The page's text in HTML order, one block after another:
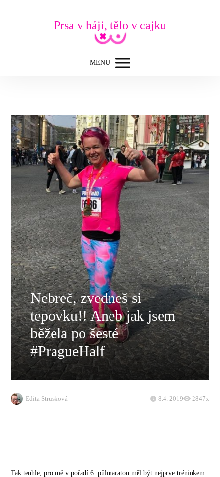
Prsa v háji, tělo v cajku
MENU
Nebreč, zvedneš si
tepovku!! Aneb jak jsem
běžela po šesté
#PragueHalf
Edita Strusková 8.4. 2019 2847x
Tak tenhle, pro mě v pořadí 6. půlmaraton měl být nejprve tréninkem